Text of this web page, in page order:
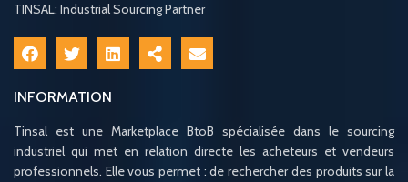
TINSAL: Industrial Sourcing Partner
INFORMATION
Tinsal est une Marketplace BtoB spécialisée dans le sourcing
industriel qui met en relation directe les acheteurs et vendeurs
professionnels. Elle vous permet : de rechercher des produits sur la